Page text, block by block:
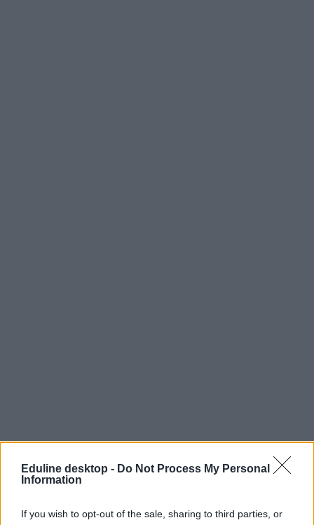
Eduline desktop - Do Not Process My Personal
Information
If you wish to opt-out of the sale, sharing to third parties, or